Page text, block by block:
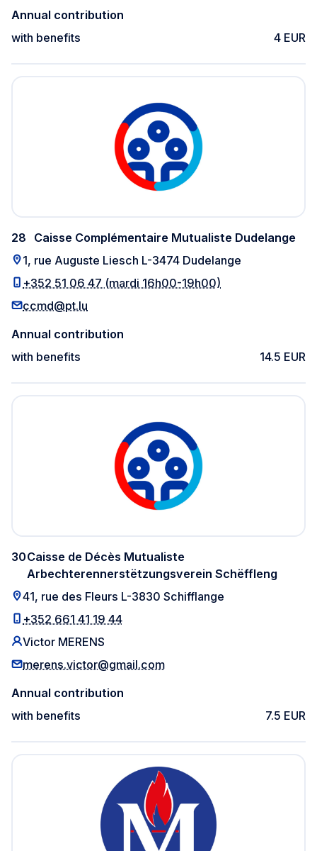
Annual contribution
with benefits
4 EUR
Caisse Complémentaire Mutualiste Dudelange
28
1, rue Auguste Liesch L-3474 Dudelange
+352 51 06 47 (mardi 16h00-19h00)
ccmd@pt.lu
Annual contribution
with benefits
14.5 EUR
Caisse de Décès Mutualiste
Arbechterennerstëtzungsverein Schëffleng
30
41, rue des Fleurs L-3830 Schifflange
+352 661 41 19 44
Victor MERENS
merens.victor@gmail.com
Annual contribution
with benefits
7.5 EUR